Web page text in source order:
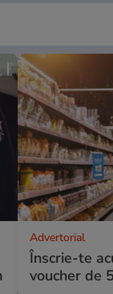
Advertorial
Înscrie-te
voucher de